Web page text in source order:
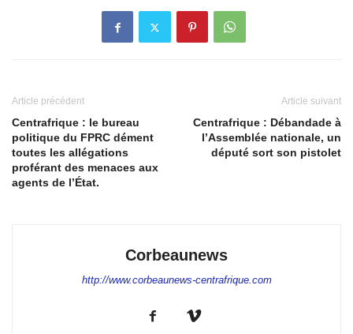
Article précédent
Centrafrique : le bureau
politique du FPRC dément
toutes les allégations
proférant des menaces aux
agents de l’État.
Article suivant
Centrafrique : Débandade à
l’Assemblée nationale, un
député sort son pistolet
Corbeaunews
http://www.corbeaunews-centrafrique.com